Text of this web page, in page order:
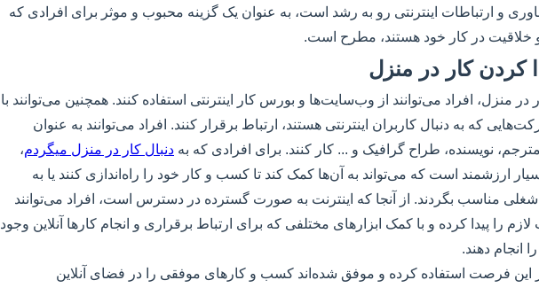
و ارتباطات اینترنتی رو به رشد است، به عنوان یک گزینه محبوب و موثر برای افرادی که
خلاقیت در کار خود هستند، مطرح است.
کردن کار در منزل
در منزل، افراد می‌توانند از وب‌سایت‌ها و بورس کار اینترنتی استفاده کنند. همچنین می‌توانند با
که به دنبال کاربران اینترنتی هستند، ارتباط برقرار کنند. افراد می‌توانند به عنوان
مترجم، نویسنده، طراح گرافیک و ... کار کنند. برای افرادی که به دنبال کار در منزل میگردم،
ارزشمند است که می‌تواند به آن‌ها کمک کند تا کسب و کار خود را راه‌اندازی کنند یا به
مناسب بگردند. از آنجا که اینترنت به صورت گسترده در دسترس است، افراد می‌توانند
را پیدا کرده و با کمک ابزارهای مختلفی که برای ارتباط برقراری و انجام کارها آنلاین وجود
انجام دهند.
این فرصت استفاده کرده و موفق شده‌اند کسب و کارهای موفقی را در فضای آنلاین